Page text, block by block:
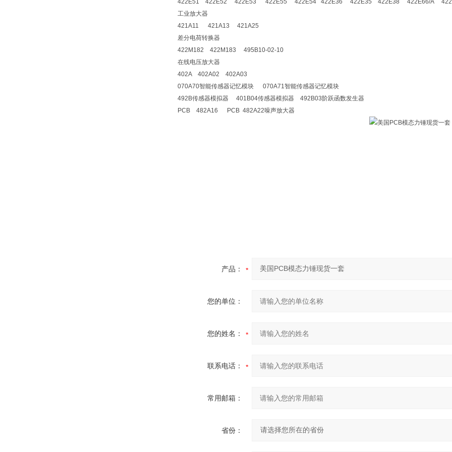
422E51 422E52 422E53 422E55 422E54 422E36 422E35 422E38 422E66/A
工业放大器
421A11 421A13 421A25
差分电荷转换器
422M182 422M183 495B10-02-10
在线电压放大器
402A 402A02 402A03
070A70智能传感器记忆模块 070A71智能传感器记忆模块
492B传感器模拟器 401B04传感器模拟器 492B03阶跃函数发生器
PCB 482A16 PCB 482A22噪声放大器
产品：
您的单位：
您的姓名：
联系电话：
常用邮箱：
省份：